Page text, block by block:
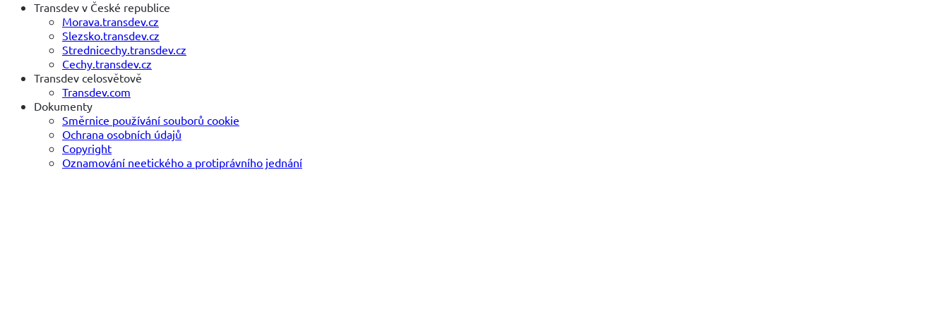
Transdev v České republice
Morava.transdev.cz
Slezsko.transdev.cz
Strednicechy.transdev.cz
Cechy.transdev.cz
Transdev celosvětově
Transdev.com
Dokumenty
Směrnice používání souborů cookie
Ochrana osobních údajů
Copyright
Oznamování neetického a protiprávního jednání